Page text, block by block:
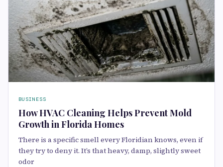
BUSINESS
How HVAC Cleaning Helps Prevent Mold
Growth in Florida Homes
There is a specific smell every Floridian knows, even if
they try to deny it. It’s that heavy, damp, slightly sweet
odor